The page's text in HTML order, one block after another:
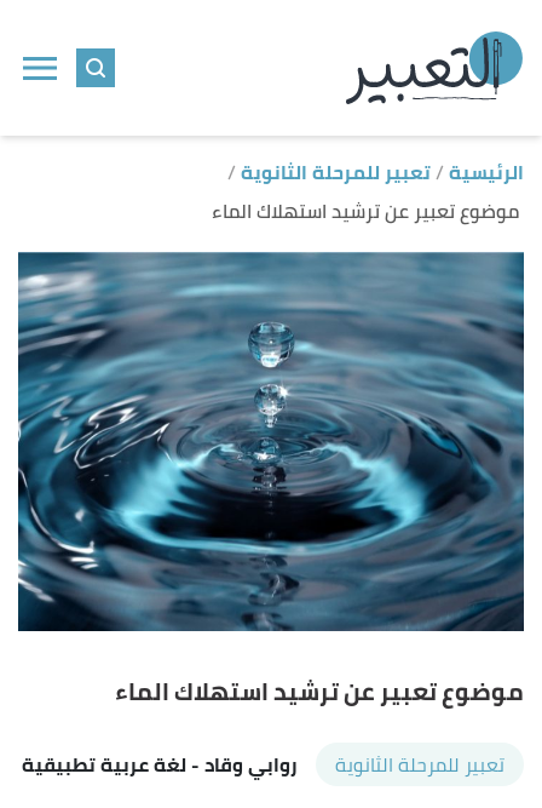
الرئيسية تعبير للمرحلة الثانوية
موضوع تعبير عن ترشيد استهلاك الماء
موضوع تعبير عن ترشيد استهلاك الماء
تعبير للمرحلة الثانوية روابي وقاد- لغة عربية تطبيقية